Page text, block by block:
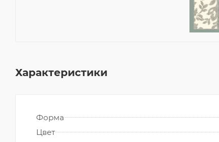
Характеристики
Форма
Цвет